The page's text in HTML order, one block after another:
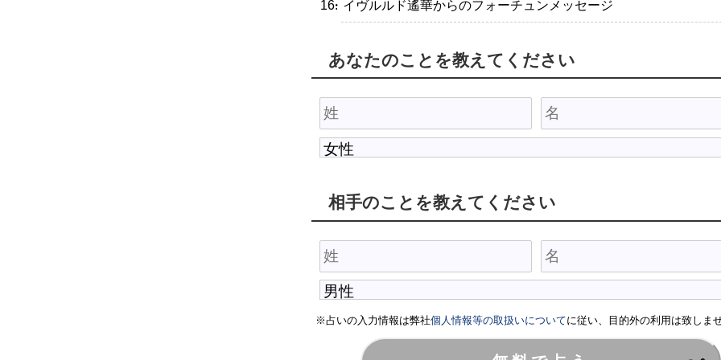
・イヴルルド遙華からのフォーチュンメッセージ
あなたのことを教えてください
相手のことを教えてください
※占いの入力情報は弊社個人情報等の取扱いについてに従い、目的外の利用は致しま